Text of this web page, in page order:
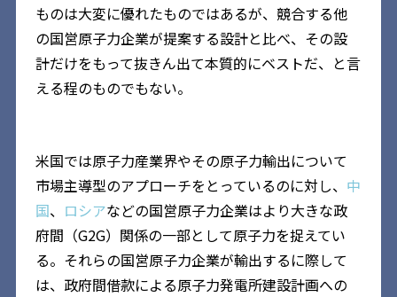
ものは大変に優れたものではあるが、競合する他
の国営原子力企業が提案する設計と比べ、その設
計だけをもって抜きん出て本質的にベストだ、と言
える程のものでもない。
米国では原子力産業界やその原子力輸出について
市場主導型のアプローチをとっているのに対し、 中
国、 ロシアなどの国営原子力企業はより大きな政
府間（G2G）関係の一部として原子力を捉えてい
る。それらの国営原子力企業が輸出するに際して
は、政府間借款による原子力発電所建設計画への